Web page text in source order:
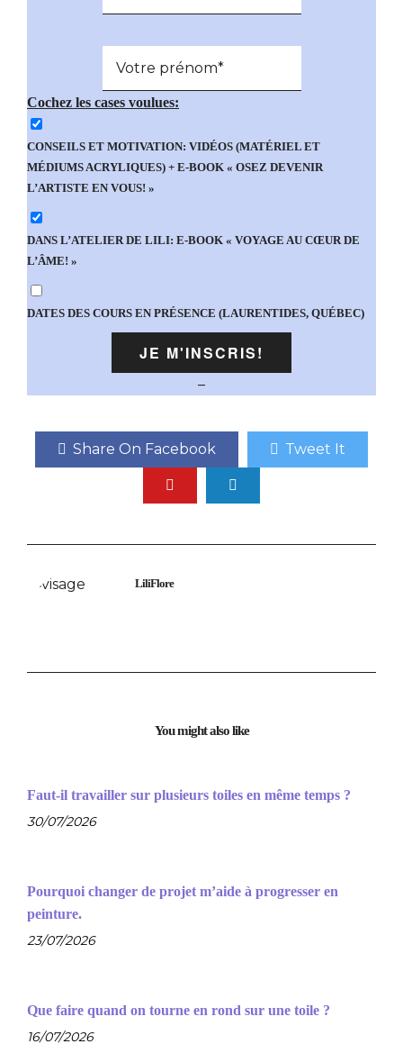
Cochez les cases voulues:
CONSEILS ET MOTIVATION: VIDÉOS (MATÉRIEL ET
MÉDIUMS ACRYLIQUES) + E-BOOK « OSEZ DEVENIR
L’ARTISTE EN VOUS! »
DANS L’ATELIER DE LILI: E-BOOK « VOYAGE AU CŒUR DE
L’ÂME! »
DATES DES COURS EN PRÉSENCE (LAURENTIDES, QUÉBEC)
–
Share On Facebook Tweet It
LiliFlore
You might also like
Faut-il travailler sur plusieurs toiles en même temps ?
30/07/2026
Pourquoi changer de projet m’aide à progresser en
peinture.
23/07/2026
Que faire quand on tourne en rond sur une toile ?
16/07/2026